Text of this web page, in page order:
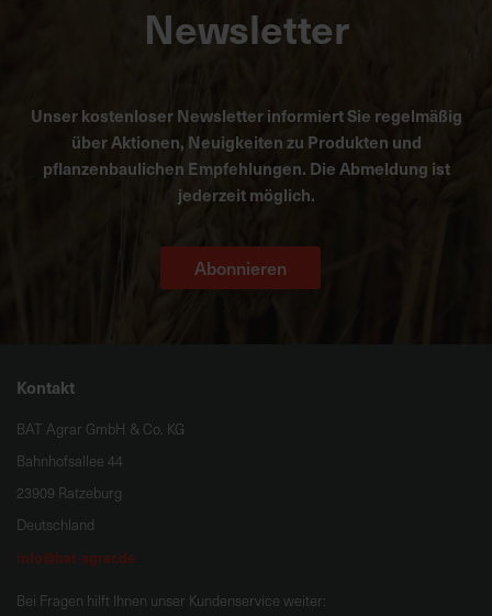
Newsletter
Unser kostenloser Newsletter informiert Sie regelmäßig
über Aktionen, Neuigkeiten zu Produkten und
pflanzenbaulichen Empfehlungen. Die Abmeldung ist
jederzeit möglich.
Abonnieren
Kontakt
BAT Agrar GmbH & Co. KG
Bahnhofsallee 44
23909 Ratzeburg
Deutschland
info@bat-agrar.de
Bei Fragen hilft Ihnen unser Kundenservice weiter: